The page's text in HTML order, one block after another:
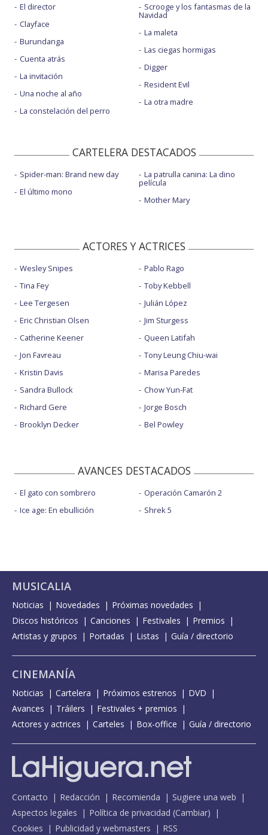
El director
Clayface
Burundanga
Cuenta atrás
La invitación
Una noche al año
La constelación del perro
Scrooge y los fantasmas de la
Navidad
La maleta
Las ciegas hormigas
Digger
Resident Evil
La otra madre
CARTELERA DESTACADOS
Spider-man: Brand new day
El último mono
La patrulla canina: La dino
película
Mother Mary
ACTORES Y ACTRICES
Wesley Snipes
Tina Fey
Lee Tergesen
Eric Christian Olsen
Catherine Keener
Jon Favreau
Kristin Davis
Sandra Bullock
Richard Gere
Brooklyn Decker
Pablo Rago
Toby Kebbell
Julián López
Jim Sturgess
Queen Latifah
Tony Leung Chiu-wai
Marisa Paredes
Chow Yun-Fat
Jorge Bosch
Bel Powley
AVANCES DESTACADOS
El gato con sombrero
Ice age: En ebullición
Operación Camarón 2
Shrek 5
MUSICALIA
Noticias Novedades
Próximas novedades
Discos históricos
Canciones Festivales
Premios
Artistas y grupos
Portadas Listas Guía / directorio
CINEMANÍA
Noticias Cartelera Próximos estrenos
DVD
Avances
Tráilers
Festivales + premios
Actores y actrices
Carteles Box-office Guía / directorio
Contacto Redacción Recomienda
Sugiere una web
Aspectos legales
Política de privacidad (Cambiar)
Cookies
Publicidad y webmasters RSS